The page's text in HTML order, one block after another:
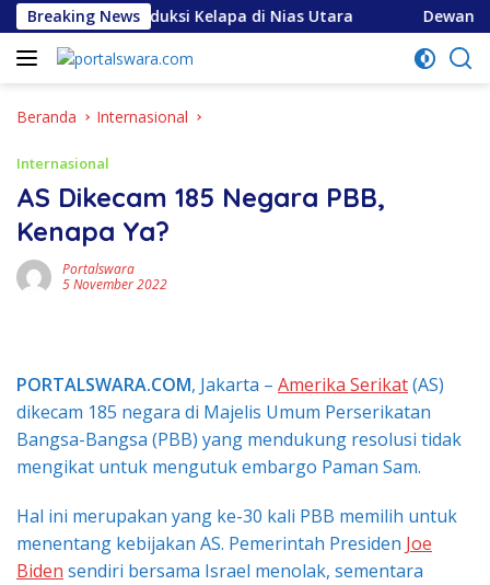
Langsung
ke
konten
Breaking News
Rumah Produksi Kelapa di Nias Utara Dewan Usul
Beranda Internasional
Internasional
AS Dikecam 185 Negara PBB,
Kenapa Ya?
Portalswara
5 November 2022
PORTALSWARA.COM, Jakarta – Amerika Serikat(AS)
dikecam 185 negara di Majelis Umum Perserikatan
Bangsa-Bangsa (PBB) yang mendukung resolusi tidak
mengikat untuk mengutuk embargo Paman Sam.
Hal ini merupakan yang ke-30 kali PBB memilih untuk
menentang kebijakan AS. Pemerintah Presiden Joe
Biden sendiri bersama Israel menolak, sementara